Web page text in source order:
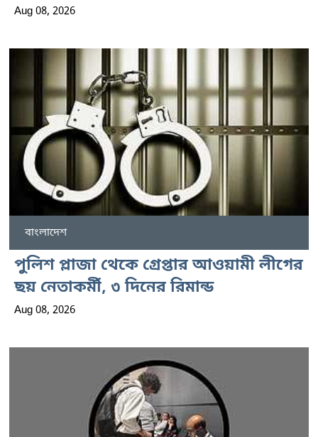
Aug 08, 2026
বাংলাদেশ
পুলিশ প্লাজা থেকে গ্রেপ্তার আওয়ামী লীগের
ছয় নেতাকর্মী, ৩ দিনের রিমান্ড
Aug 08, 2026